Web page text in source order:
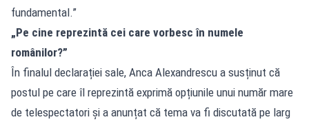
fundamental.”
„Pe cine reprezintă cei care vorbesc în numele
românilor?”
În finalul declarației sale, Anca Alexandrescu a susținut că
postul pe care îl reprezintă exprimă opțiunile unui număr mare
de telespectatori și a anunțat că tema va fi discutată pe larg